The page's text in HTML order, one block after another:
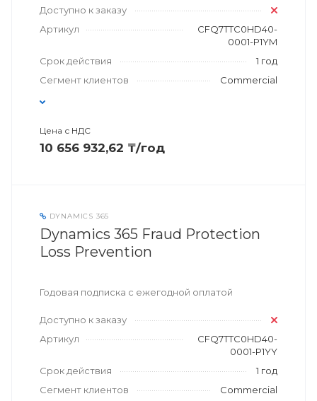
Доступно к заказу
Артикул
CFQ7TTC0HD40-
0001-P1YM
Срок действия
1 год
Сегмент клиентов
Commercial
Цена с НДС
10 656 932,62 ₸/год
DYNAMICS 365
Dynamics 365 Fraud Protection
Loss Prevention
Годовая подписка с ежегодной оплатой
Доступно к заказу
Артикул
CFQ7TTC0HD40-
0001-P1YY
Срок действия
1 год
Сегмент клиентов
Commercial